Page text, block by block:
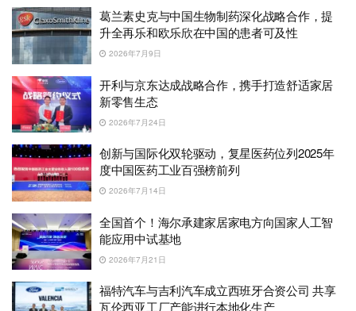
葛兰素史克与中国生物制药深化战略合作，提
升全再乐和欧乐欣在中国的患者可及性
2026年7月9日
开利与京东达成战略合作，携手打造舒适家居
新零售生态
2026年7月24日
创新与国际化双轮驱动，复星医药位列2025年
度中国医药工业百强榜前列
2026年7月14日
全国首个！海尔承建家居家电方向国家人工智
能应用中试基地
2026年7月21日
福特汽车与吉利汽车成立西班牙合资公司 共享
瓦伦西亚工厂产能进行本地化生产